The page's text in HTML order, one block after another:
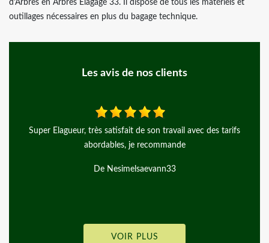
d'Arbres en Arbres Elagage 33. Il dispose de tous les matériels et
outillages nécessaires en plus du bagage technique.
Les avis de nos clients
avec des tarifs
Rien à dire, si ce n’est qu’ils ont été très pro,
ravis, travail au top, en plus d’avoir des gens
VOIR PLUS